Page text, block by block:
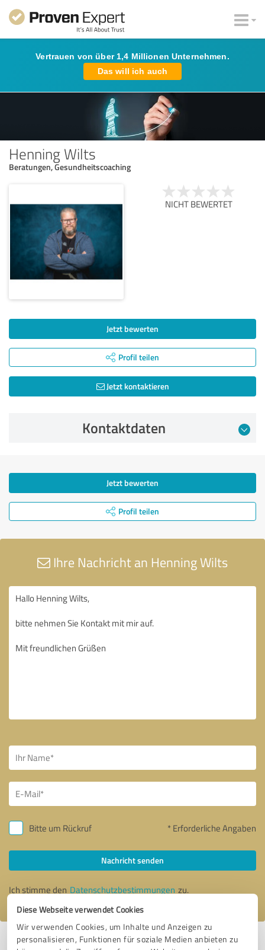
Diese Webseite verwendet Cookies
Wir verwenden Cookies, um Inhalte und Anzeigen zu
personalisieren, Funktionen für soziale Medien anbieten zu
Vertrauen von über 1,4 Millionen Unternehmen.
Das will ich auch
Henning Wilts
Beratungen, Gesundheitscoaching
NICHT BEWERTET
Jetzt bewerten
Profil teilen
Jetzt kontaktieren
Kontaktdaten
Jetzt bewerten
Profil teilen
Ihre Nachricht an Henning Wilts
Bitte um Rückruf * Erforderliche Angaben
Nachricht senden
Ich stimme den Datenschutzbestimmungen zu.
Profil aktiv seit 20.10.2023 |Letzte Aktualisierung: 22.02.2024|Profil